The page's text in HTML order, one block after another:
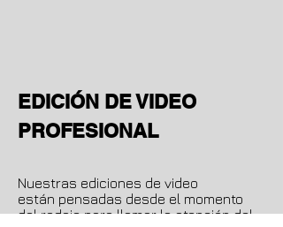
EDICIÓN DE VIDEO
PROFESIONAL
Nuestras ediciones de video
están pensadas desde el momento
del rodaje para llamar la atención del